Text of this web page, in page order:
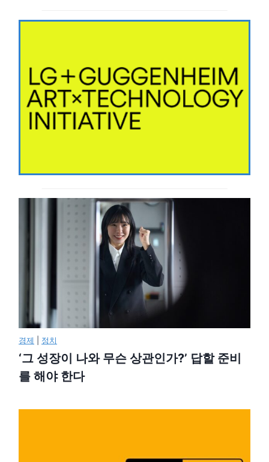
경제 정치
‘그 성장이 나와 무슨 상관인가?’ 답할 준비
를 해야 한다